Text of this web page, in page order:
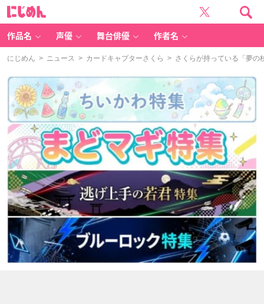
作品名 声優 舞台俳優 作者名
にじめん > ニュース > カードキャプターさくら > さくらが持っている「夢の